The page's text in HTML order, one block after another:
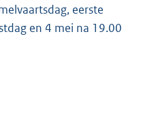
eerste
en 4 mei na 19.00